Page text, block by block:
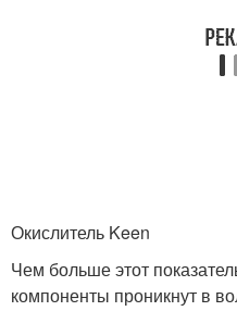
Окислитель Keen
Чем больше этот
компоненты проникнут в